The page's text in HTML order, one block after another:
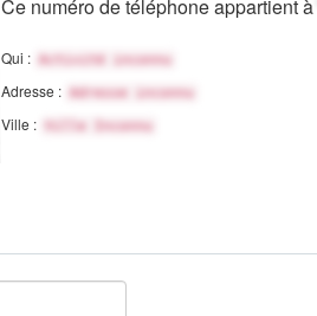
Ce numéro de téléphone appartient à
Qui : Activité inconnu
Adresse : Adresse inconnu
Ville : Ville Inconnu